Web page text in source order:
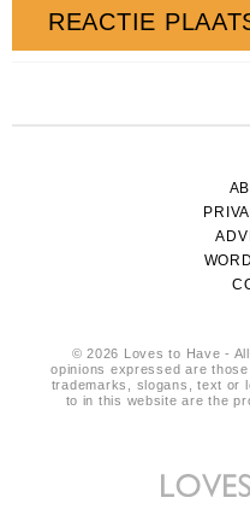
© 2026 Loves to Have -
opinions expressed are
trademarks, slogans, text or
to in this website are the